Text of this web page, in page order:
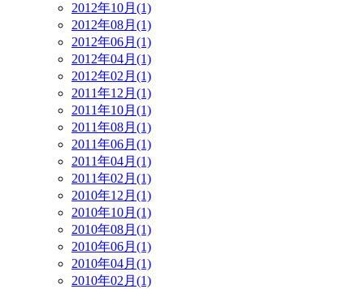
2012年10月(1)
2012年08月(1)
2012年06月(1)
2012年04月(1)
2012年02月(1)
2011年12月(1)
2011年10月(1)
2011年08月(1)
2011年06月(1)
2011年04月(1)
2011年02月(1)
2010年12月(1)
2010年10月(1)
2010年08月(1)
2010年06月(1)
2010年04月(1)
2010年02月(1)